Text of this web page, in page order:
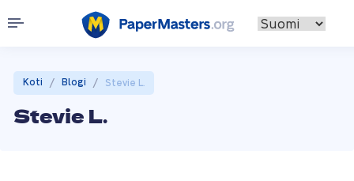
Koti / Blogi / Stevie L.
Stevie L.